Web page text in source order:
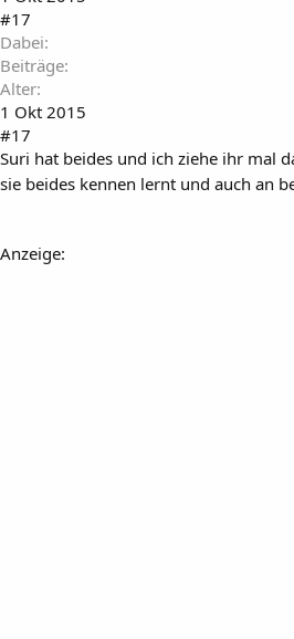
#17
Dabei
Beiträge
Alter
1 Okt 2015
#17
Suri hat beides und ich ziehe ihr mal
sie beides kennen lernt und auch an
Anzeige: